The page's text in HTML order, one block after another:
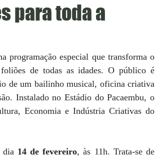
para toda a
programação especial que transforma o
de todas as idades. O público é
de um bailinho musical, oficina criativa
Instalado no Estádio do Pacaembu, o
Economia e Indústria Criativas do
dia 14 de fevereiro, às 11h. Trata-se de